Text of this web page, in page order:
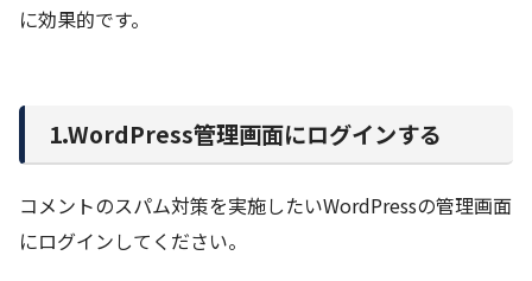
に効果的です。
1.WordPress管理画面にログインする
コメントのスパム対策を実施したいWordPressの管理画面
にログインしてください。